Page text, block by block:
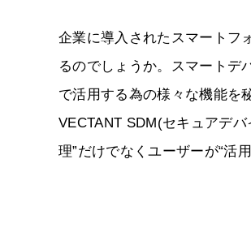
企業に導入されたスマートフ
るのでしょうか。スマートデ
で活用する為の様々な機能を
VECTANT SDM(セキュアデ
理”だけでなくユーザーが“活